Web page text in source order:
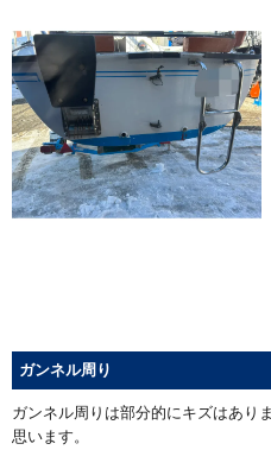
ガンネル周り
ガンネル周りは部分的にキズはあり
思います。